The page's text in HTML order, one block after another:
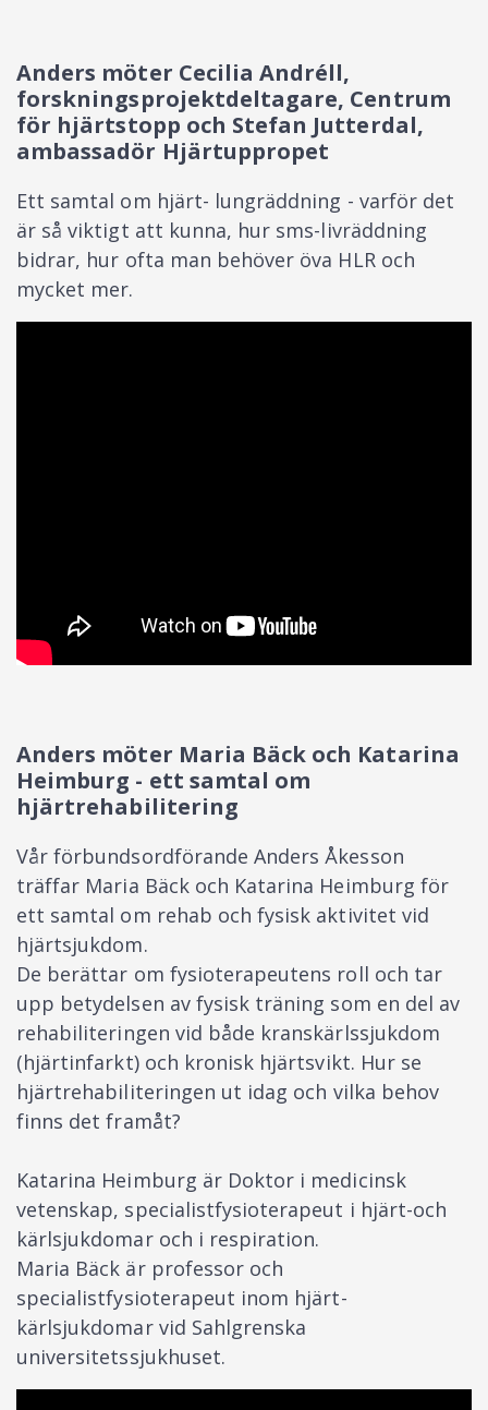
Anders möter Cecilia Andréll,
forskningsprojektdeltagare, Centrum
för hjärtstopp och Stefan Jutterdal,
ambassadör Hjärtuppropet
Ett samtal om hjärt- lungräddning - varför det
är så viktigt att kunna, hur sms-livräddning
bidrar, hur ofta man behöver öva HLR och
mycket mer.
Anders möter Maria Bäck och Katarina
Heimburg - ett samtal om
hjärtrehabilitering
Vår förbundsordförande Anders Åkesson
träffar Maria Bäck och Katarina Heimburg för
ett samtal om rehab och fysisk aktivitet vid
hjärtsjukdom.
De berättar om fysioterapeutens roll och tar
upp betydelsen av fysisk träning som en del av
rehabiliteringen vid både kranskärlssjukdom
(hjärtinfarkt) och kronisk hjärtsvikt. Hur se
hjärtrehabiliteringen ut idag och vilka behov
finns det framåt?
Katarina Heimburg är Doktor i medicinsk
vetenskap, specialistfysioterapeut i hjärt-och
kärlsjukdomar och i respiration.
Maria Bäck är professor och
specialistfysioterapeut inom hjärt-
kärlsjukdomar vid Sahlgrenska
universitetssjukhuset.